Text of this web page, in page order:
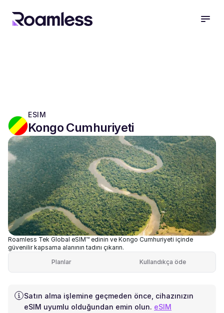
ESIM
Kongo Cumhuriyeti
Roamless Tek Global eSIM™ edinin ve Kongo Cumhuriyeti içinde
güvenilir kapsama alanının tadını çıkarın.
Planlar
Kullandıkça öde
Satın alma işlemine geçmeden önce, cihazınızın
eSIM uyumlu olduğundan emin olun. eSIM